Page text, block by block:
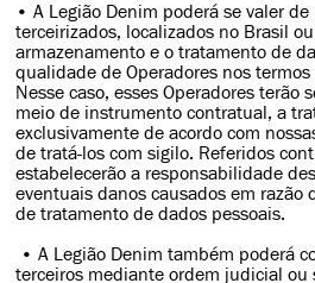
• A Legião Denim poderá se valer
terceirizados, localizados no Brasil
armazenamento e o tratamento de
qualidade de Operadores nos
Nesse caso, esses Operadores terão
meio de instrumento contratual, a
exclusivamente de acordo com
de tratá-los com sigilo. Referidos
estabelecerão a responsabilidade
eventuais danos causados em razão
de tratamento de dados pessoais.
• A Legião Denim também poderá
terceiros mediante ordem judicial ou